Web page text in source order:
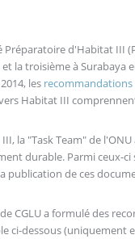
d'Habitat III
la troisième à
les recommandations
Habitat III
la "Task Team" de
durable. Parmi ceux-
publication de ces
CGLU a formulé des
ci-dessous (uniquement